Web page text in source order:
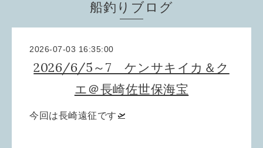
船釣りブログ
2026-07-03 16:35:00
2026/6/5～7 ケンサキイカ＆ク
エ＠長崎佐世保海宝
今回は長崎遠征です🛫